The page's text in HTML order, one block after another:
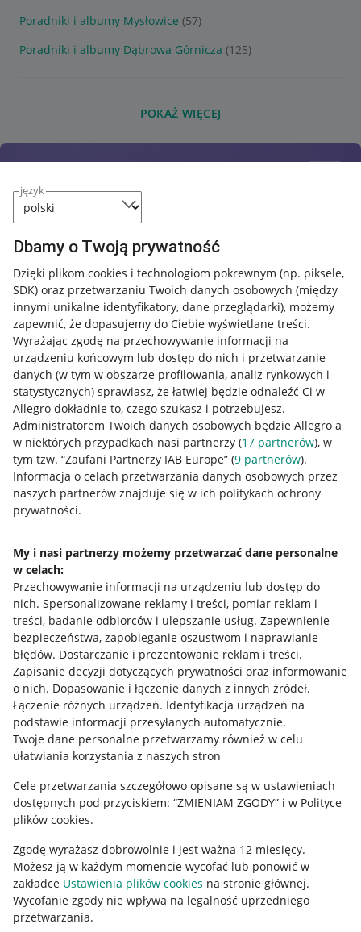
język
Dbamy o Twoją prywatność
Dzięki plikom cookies i technologiom pokrewnym (np. piksele,
SDK) oraz przetwarzaniu Twoich danych osobowych (między
innymi unikalne identyfikatory, dane przeglądarki), możemy
zapewnić, że dopasujemy do Ciebie wyświetlane treści.
Wyrażając zgodę na przechowywanie informacji na
urządzeniu końcowym lub dostęp do nich i przetwarzanie
danych (w tym w obszarze profilowania, analiz rynkowych i
statystycznych) sprawiasz, że łatwiej będzie odnaleźć Ci w
Allegro dokładnie to, czego szukasz i potrzebujesz.
Administratorem Twoich danych osobowych będzie Allegro a
w niektórych przypadkach nasi partnerzy (17 partnerów), w
tym tzw. “Zaufani Partnerzy IAB Europe” (9 partnerów).
Informacja o celach przetwarzania danych osobowych przez
naszych partnerów znajduje się w ich politykach ochrony
prywatności.
My i nasi partnerzy możemy przetwarzać dane personalne
w celach:
Przechowywanie informacji na urządzeniu lub dostęp do
nich. Spersonalizowane reklamy i treści, pomiar reklam i
treści, badanie odbiorców i ulepszanie usług. Zapewnienie
bezpieczeństwa, zapobieganie oszustwom i naprawianie
błędów. Dostarczanie i prezentowanie reklam i treści.
Zapisanie decyzji dotyczących prywatności oraz informowanie
o nich. Dopasowanie i łączenie danych z innych źródeł.
Łączenie różnych urządzeń. Identyfikacja urządzeń na
podstawie informacji przesyłanych automatycznie.
Twoje dane personalne przetwarzamy również w celu
ułatwiania korzystania z naszych stron
Cele przetwarzania szczegółowo opisane są w ustawieniach
dostępnych pod przyciskiem: “ZMIENIAM ZGODY” i w Polityce
plików cookies.
Zgodę wyrażasz dobrowolnie i jest ważna 12 miesięcy.
Możesz ją w każdym momencie wycofać lub ponowić w
zakładce Ustawienia plików cookies na stronie głównej.
Wycofanie zgody nie wpływa na legalność uprzedniego
przetwarzania.
Poradniki i albumy Mysłowice (57)
Poradniki i albumy Dąbrowa Górnicza (125)
POKAŻ WIĘCEJ
Przydatne informacje
Jak to działa
Allegro Gadane dla sprzedających
Allegro Gadane dla kupujących
Mapa miejscowości
Informacje prawne
Regulamin
Polityka plików "cookies"
Ustawienia plików "cookies"
Udostępnianie lokalizacji
Informacje dla Aktu o Usługach Cyfrowych
Pobierz aplikację